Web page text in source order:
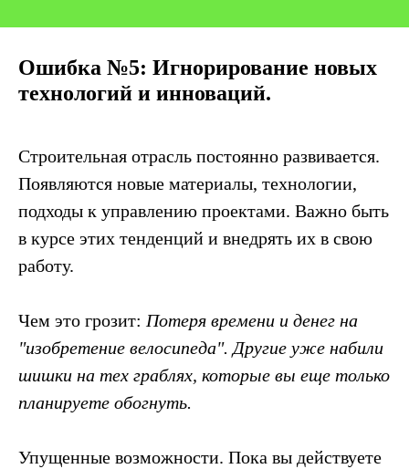
Ошибка №5: Игнорирование новых
технологий и инноваций.
Строительная отрасль постоянно развивается.
Появляются новые материалы, технологии,
подходы к управлению проектами. Важно быть
в курсе этих тенденций и внедрять их в свою
работу.
Чем это грозит: Потеря времени и денег на
"изобретение велосипеда". Другие уже набили
шишки на тех граблях, которые вы еще только
планируете обогнуть.
Упущенные возможности. Пока вы действуете